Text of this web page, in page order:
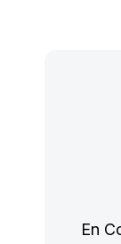
En